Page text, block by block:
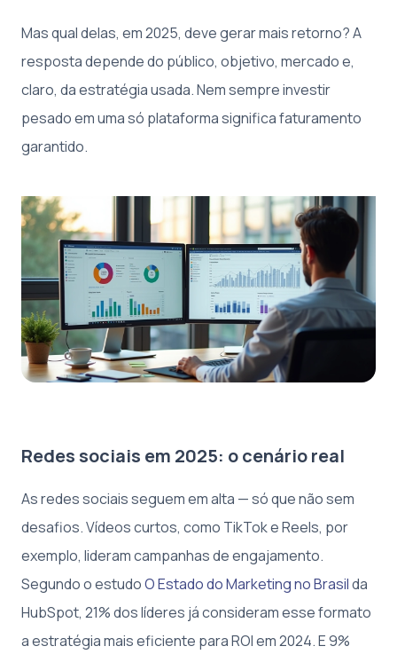
Mas qual delas, em 2025, deve gerar mais retorno? A
resposta depende do público, objetivo, mercado e,
claro, da estratégia usada. Nem sempre investir
pesado em uma só plataforma significa faturamento
garantido.
Redes sociais em 2025: o cenário real
As redes sociais seguem em alta — só que não sem
desafios. Vídeos curtos, como TikTok e Reels, por
exemplo, lideram campanhas de engajamento.
Segundo o estudoO Estado do Marketing no Brasilda
HubSpot, 21% dos líderes já consideram esse formato
a estratégia mais eficiente para ROI em 2024. E 9%